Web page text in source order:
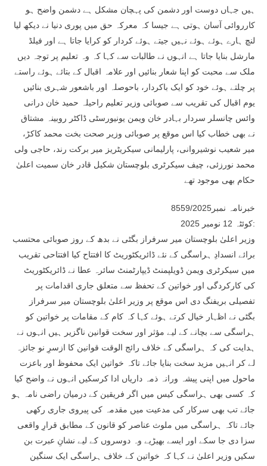
ہیں جہاں دوست اور دشمن کی پہچان مشکل ہے دشمن واضح ہو
کارروائی آسان ہوتی ہے جیسا کہ معرکہ حق میں پوری دنیا نے دیکھ لیا
لنچ ہارے ہوئے ہوئے نہیں جیتے ہوئے کردار کو کرایا جاتا ہے اور فیلڈ
مارشل بنایا جاتا ہے انہوں نے طالبات سے کہا کہ وہ تعلیم پر توجہ دیں
ملک سے محبت کو اپنا شعار بنائیں اور علامہ اقبال کے بتائے ہوئے راستے
پر چلتے ہوئے خود کو ایک باکردار، باحوصلہ اور باشعور شہری بنائیں
یوم اقبال کی تقریب سے صوبائی وزیر تعلیم راحیلہ حمید خان درانی
وائس چانسلر سردار بہادر خان ویمن یونیورسٹی ڈاکٹر روبینہ مشتاق
نے بھی خطاب کیا اس موقع پر صوبائی وزیر صحت بخت محمد کاکڑ،
میر شعیب نوشیروانی، پارلیمانی سیکریٹریز میر برکت رند، حاجی ولی
محمد نورزئی، چیف سیکرٹری بلوچستان شکیل قادر خان سمیت اعلیٰ
حکام بھی موجود تھے
خبرنامہ نمبر8559/2025
کوئٹہ 12 نومبر 2025:
وزیر اعلیٰ بلوچستان میر سرفراز بگٹی نے بدھ کے روز صوبائی محتسب
برائے انسدادِ ہراسگی کے نئے ڈائریکٹوریٹ کا افتتاح کیا افتتاحی تقریب
میں سیکرٹری ویمن ڈویلپمنٹ ڈیپارٹمنٹ سائرہ عطا نے ڈائریکٹوریٹ
کی کارکردگی اور خواتین کے تحفظ سے متعلق جاری اقدامات پر
تفصیلی بریفنگ دی اس موقع پر وزیر اعلیٰ بلوچستان میر سرفراز
بگٹی نے اظہار خیال کرتے ہوئے کہا کہ کام کے مقامات پر خواتین کو
ہراسگی سے بچانے کے لیے مؤثر اور سخت قوانین ناگزیر ہیں انہوں نے
ہدایت کی کہ ہراسگی کے خلاف رائج الوقت قوانین کا ازسرِ نو جائزہ
لے کر انہیں مزید سخت بنایا جائے تاکہ خواتین ایک محفوظ اور باعزت
ماحول میں اپنی پیشہ ورانہ ذمہ داریاں ادا کرسکیں انہوں نے واضح کیا
کہ کسی بھی ہراسگی کیس میں اگر فریقین کے درمیان راضی نامہ ہو
جائے تب بھی سرکار کی مدعیت میں مقدمہ کی پیروی جاری رکھی
جائے تاکہ ہراسگی میں ملوث عناصر کو قانون کے مطابق قرارِ واقعی
سزا دی جا سکے اور ایسے بھیڑیے وہ دوسروں کے لیے نشانِ عبرت بن
سکیں وزیر اعلیٰ نے کہا کہ خواتین کے خلاف ہراسگی ایک سنگین